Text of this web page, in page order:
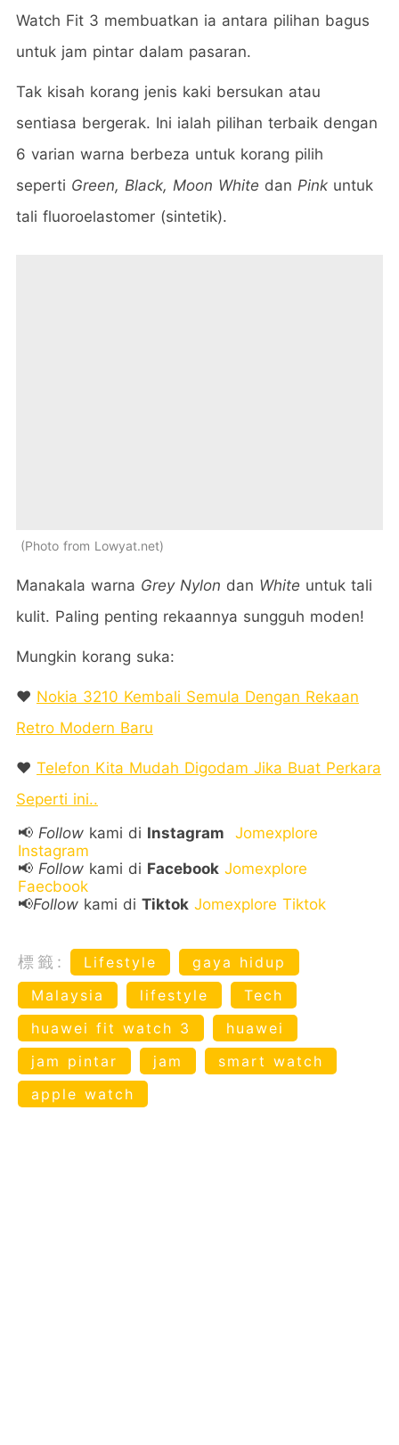
Watch Fit 3 membuatkan ia antara pilihan bagus
untuk jam pintar dalam pasaran.
Tak kisah korang jenis kaki bersukan atau
sentiasa bergerak. Ini ialah pilihan terbaik dengan
6 varian warna berbeza untuk korang pilih
seperti Green, Black, Moon White dan Pink untuk
tali fluoroelastomer (sintetik).
Photo from Lowyat.net
Manakala warna Grey Nylon dan White untuk tali
kulit. Paling penting rekaannya sungguh moden!
Mungkin korang suka:
❤️ Nokia 3210 Kembali Semula Dengan Rekaan
Retro Modern Baru
❤️ Telefon Kita Mudah Digodam Jika Buat Perkara
Seperti ini..
📢 Follow kami di Instagram
Jomexplore
Instagram
📢 Follow kami di Facebook Jomexplore
Faecbook
📢Follow kami di Tiktok Jomexplore Tiktok
標籤: Lifestyle
gaya hidup
Malaysia
lifestyle
Tech
huawei fit watch 3
huawei
jam pintar
jam
smart watch
apple watch